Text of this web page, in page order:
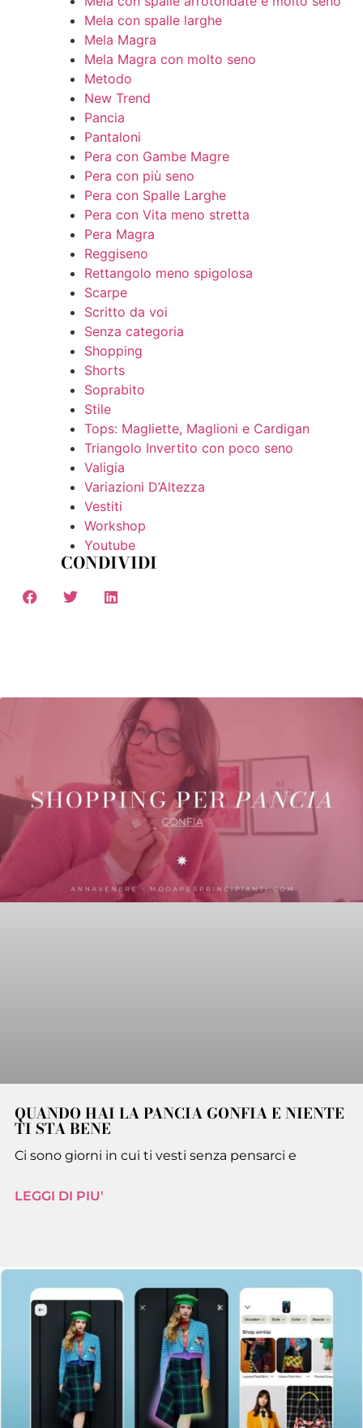
Mela con spalle larghe
Mela Magra
Mela Magra con molto seno
Metodo
New Trend
Pancia
Pantaloni
Pera con Gambe Magre
Pera con più seno
Pera con Spalle Larghe
Pera con Vita meno stretta
Pera Magra
Reggiseno
Rettangolo meno spigolosa
Scarpe
Scritto da voi
Senza categoria
Shopping
Shorts
Soprabito
Stile
Tops: Magliette, Maglioni e Cardigan
Triangolo Invertito con poco seno
Valigia
Variazioni D’Altezza
Vestiti
Workshop
Youtube
CONDIVIDI
QUANDO HAI LA PANCIA GONFIA E NIENTE
TI STA BENE
Ci sono giorni in cui ti vesti senza pensarci e
LEGGI DI PIU'